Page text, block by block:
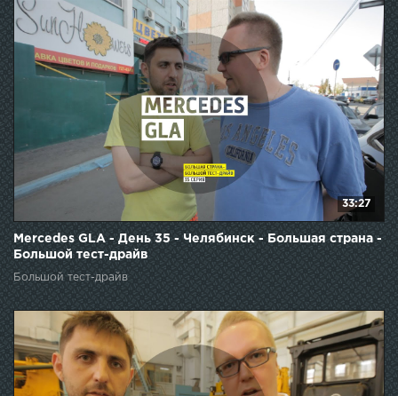
33:27
Mercedes GLA - День 35 - Челябинск - Большая страна -
Большой тест-драйв
Большой тест-драйв